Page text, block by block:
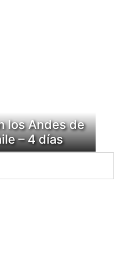
los Andes de
– 4 días